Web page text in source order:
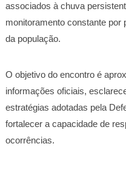
associados à chuva
monitoramento constante
da população.
O objetivo do encontro é
informações oficiais,
estratégias adotadas pela
fortalecer a capacidade de
ocorrências.